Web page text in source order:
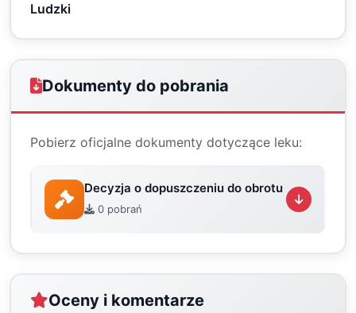
Ludzki
Dokumenty do pobrania
Pobierz oficjalne dokumenty dotyczące leku:
Decyzja o dopuszczeniu do obrotu
0 pobrań
Oceny i komentarze